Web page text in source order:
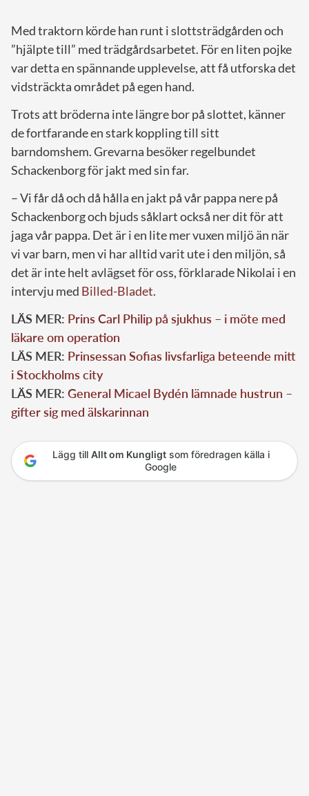
Med traktorn körde han runt i slottsträdgården och
”hjälpte till” med trädgårdsarbetet. För en liten pojke
var detta en spännande upplevelse, att få utforska det
vidsträckta området på egen hand.
Trots att bröderna inte längre bor på slottet, känner
de fortfarande en stark koppling till sitt
barndomshem. Grevarna besöker regelbundet
Schackenborg för jakt med sin far.
– Vi får då och då hålla en jakt på vår pappa nere på
Schackenborg och bjuds såklart också ner dit för att
jaga vår pappa. Det är i en lite mer vuxen miljö än när
vi var barn, men vi har alltid varit ute i den miljön, så
det är inte helt avlägset för oss, förklarade Nikolai i en
intervju med Billed-Bladet.
LÄS MER: Prins Carl Philip på sjukhus – i möte med
läkare om operation
LÄS MER: Prinsessan Sofias livsfarliga beteende mitt
i Stockholms city
LÄS MER: General Micael Bydén lämnade hustrun –
gifter sig med älskarinnan
Lägg till Allt om Kungligtsom föredragen källa i
Google